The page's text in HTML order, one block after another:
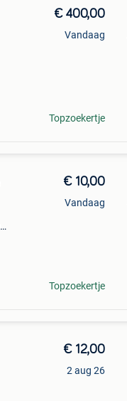
€ 400,00
Vandaag
Topzoekertje
€ 10,00
Vandaag
Topzoekertje
€ 12,00
2 aug 26